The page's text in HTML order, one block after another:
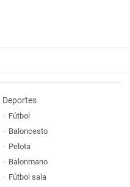
Deportes
Fútbol
Baloncesto
Pelota
Balonmano
Fútbol sala